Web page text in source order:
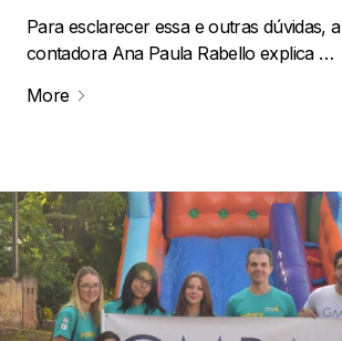
Para esclarecer essa e outras dúvidas, a
contadora Ana Paula Rabello explica …
More